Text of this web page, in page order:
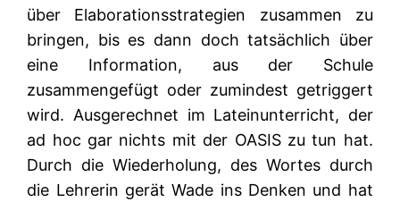
über Elaborationsstrategien zusammen zu
bringen, bis es dann doch tatsächlich über
eine Information, aus der Schule
zusammengefügt oder zumindest getriggert
wird. Ausgerechnet im Lateinunterricht, der
ad hoc gar nichts mit der OASIS zu tun hat.
Durch die Wiederholung, des Wortes durch
die Lehrerin gerät Wade ins Denken und hat